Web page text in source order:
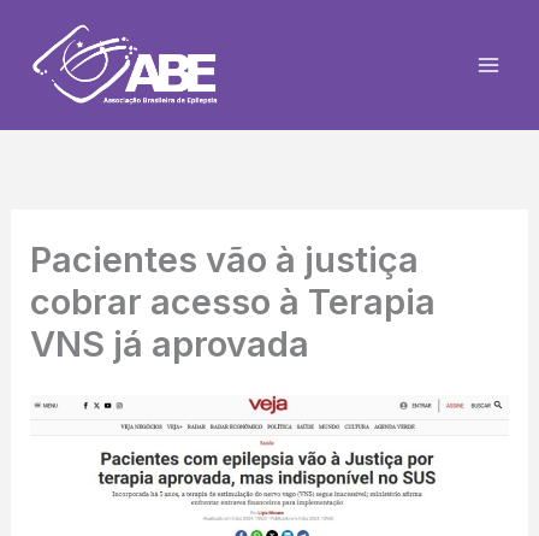
Pacientes vão à justiça
cobrar acesso à Terapia
VNS já aprovada